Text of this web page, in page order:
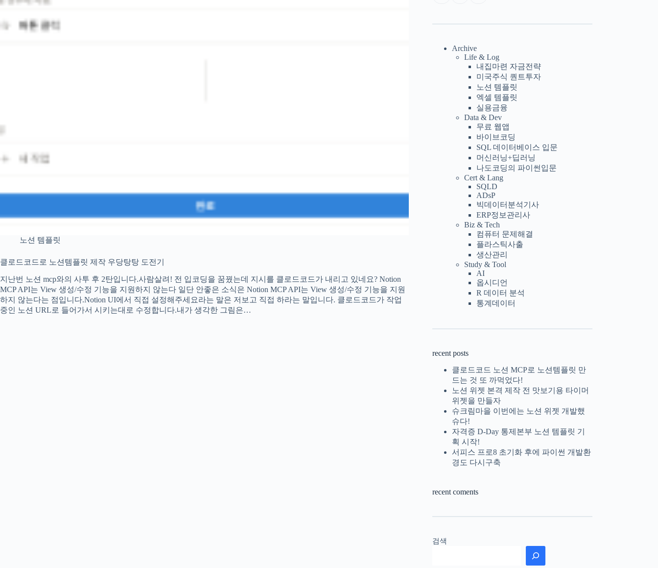
노션 템플릿
클로드코드로 노션템플릿 제작 우당탕탕 도전기
지난번 노션 mcp와의 사투 후 2탄입니다.사람살려! 전 입코딩을 꿈꿨는데 지시를 클로드코드가 내리고 있네요? Notion
MCP API는 View 생성/수정 기능을 지원하지 않는다 일단 안좋은 소식은 Notion MCP API는 View 생성/수정 기능을 지원
하지 않는다는 점입니다.Notion UI에서 직접 설정해주세요라는 말은 저보고 직접 하라는 말입니다. 클로드코드가 작업
중인 노션 URL로 들어가서 시키는대로 수정합니다.내가 생각한 그림은…
Archive
Life & Log
내집마련 자금전략
미국주식 퀀트투자
노션 템플릿
엑셀 템플릿
실용금융
Data & Dev
무료 웹앱
바이브코딩
SQL 데이터베이스 입문
머신러닝+딥러닝
나도코딩의 파이썬입문
Cert & Lang
SQLD
ADsP
빅데이터분석기사
ERP정보관리사
Biz & Tech
컴퓨터 문제해결
플라스틱사출
생산관리
Study & Tool
AI
옵시디언
R 데이터 분석
통계데이터
recent posts
클로드코드 노션 MCP로 노션템플릿 만
드는 것 또 까먹었다!
노션 위젯 본격 제작 전 맛보기용 타이머
위젯을 만들자
슈크림마을 이번에는 노션 위젯 개발했
슈다!
자격증 D-Day 통제본부 노션 템플릿 기
획 시작!
서피스 프로8 초기화 후에 파이썬 개발환
경도 다시구축
recent coments
검색